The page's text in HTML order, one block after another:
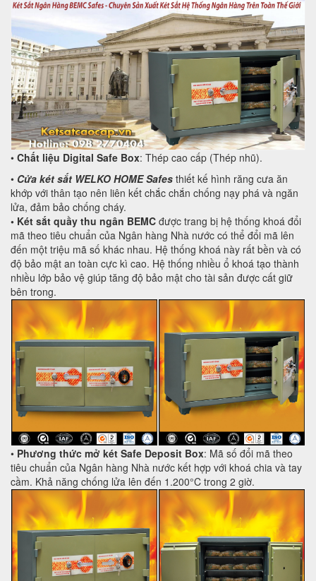
• Chất liệu Digital Safe Box: Thép cao cấp (Thép nhũ).
• Cửa két sắt WELKO HOME Safes thiết kế hình răng cưa ăn
khớp với thân tạo nên liên kết chắc chắn chống nạy phá và ngăn
lửa, đảm bảo chống cháy.
• Két sắt quầy thu ngân BEMC được trang bị hệ thống khoá đổi
mã theo tiêu chuẩn của Ngân hàng Nhà nước có thể đổi mã lên
đến một triệu mã số khác nhau. Hệ thống khoá này rất bền và có
độ bảo mật an toàn cực kì cao. Hệ thống nhiều ổ khoá tạo thành
nhiều lớp bảo vệ giúp tăng độ bảo mật cho tài sản được cất giữ
bên trong.
• Phương thức mở két Safe Deposit Box: Mã số đổi mã theo
tiêu chuẩn của Ngân hàng Nhà nước kết hợp với khoá chia và tay
cầm. Khả năng chống lửa lên đến 1.200°C trong 2 giờ.